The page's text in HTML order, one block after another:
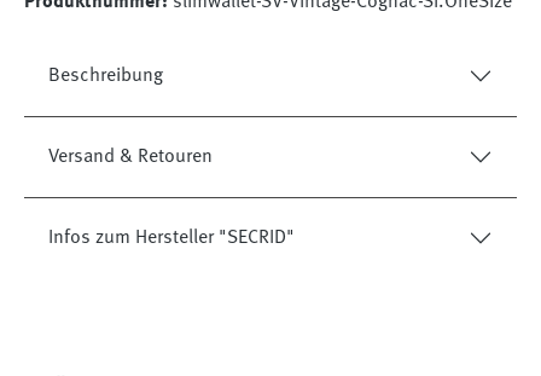
Beschreibung
Versand & Retouren
Infos zum Hersteller "SECRID"